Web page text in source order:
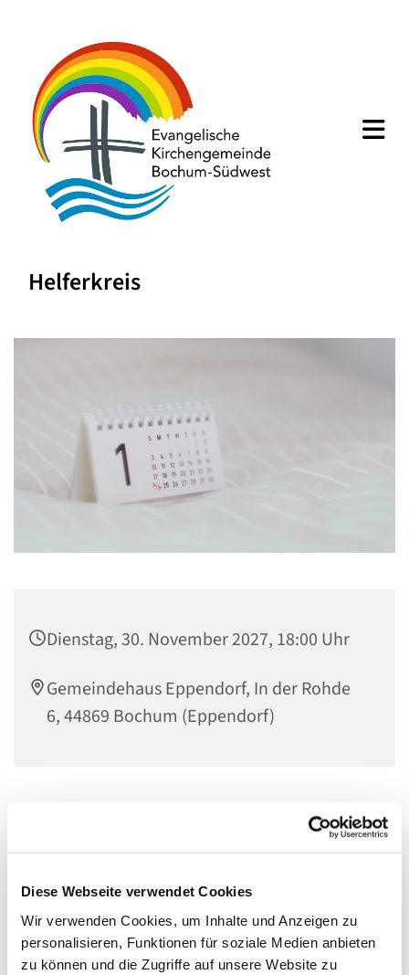
Diese Webseite verwendet Cookies
Wir verwenden Cookies, um Inhalte und Anzeigen zu
personalisieren, Funktionen für soziale Medien anbieten
zu können und die Zugriffe auf unsere Website zu
Helferkreis
Dienstag, 30. November 2027, 18:00 Uhr
Gemeindehaus Eppendorf, In der Rohde
6, 44869 Bochum (Eppendorf)